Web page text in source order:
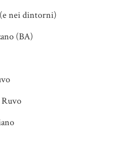
(e nei dintorni)
(BA)
Ruvo